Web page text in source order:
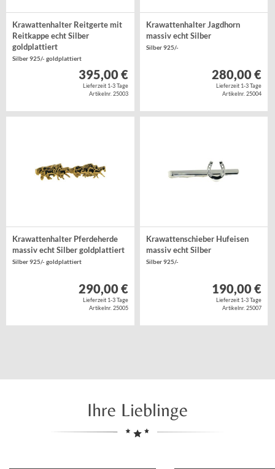
Krawattenhalter Reitgerte mit
Reitkappe echt Silber
goldplattiert
Silber 925/- goldplattiert
395,00 €
Lieferzeit 1-3 Tage
Artikelnr. 25003
Krawattenhalter Jagdhorn
massiv echt Silber
Silber 925/-
280,00 €
Lieferzeit 1-3 Tage
Artikelnr. 25004
Krawattenhalter Pferdeherde
massiv echt Silber goldplattiert
Silber 925/- goldplattiert
290,00 €
Lieferzeit 1-3 Tage
Artikelnr. 25005
Krawattenschieber Hufeisen
massiv echt Silber
Silber 925/-
190,00 €
Lieferzeit 1-3 Tage
Artikelnr. 25007
Ihre Lieblinge